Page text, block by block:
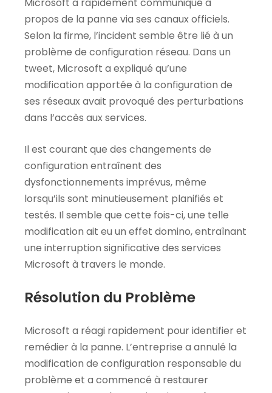
propos de la panne via ses canaux officiels.
Selon la firme, l’incident semble être lié à un
problème de configuration réseau. Dans un
tweet, Microsoft a expliqué qu’une
modification apportée à la configuration de
ses réseaux avait provoqué des perturbations
dans l’accès aux services.
Il est courant que des changements de
configuration entraînent des
dysfonctionnements imprévus, même
lorsqu’ils sont minutieusement planifiés et
testés. Il semble que cette fois-ci, une telle
modification ait eu un effet domino, entraînant
une interruption significative des services
Microsoft à travers le monde.
Résolution du Problème
Microsoft a réagi rapidement pour identifier et
remédier à la panne. L’entreprise a annulé la
modification de configuration responsable du
problème et a commencé à restaurer